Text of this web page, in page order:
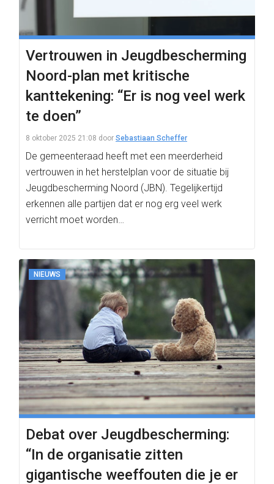
Vertrouwen in Jeugdbescherming
Noord-plan met kritische
kanttekening: “Er is nog veel werk
te doen”
8 oktober 2025 21:08 door Sebastiaan Scheffer
De gemeenteraad heeft met een meerderheid
vertrouwen in het herstelplan voor de situatie bij
Jeugdbescherming Noord (JBN). Tegelijkertijd
erkennen alle partijen dat er nog erg veel werk
verricht moet worden…
NIEUWS
Debat over Jeugdbescherming:
“In de organisatie zitten
gigantische weeffouten die je er